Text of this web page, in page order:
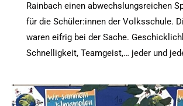
Rainbach einen abwechslungsreichen
für die Schüler:innen der Volksschule.
waren eifrig bei der Sache.
Schnelligkeit, Teamgeist,… jeder und